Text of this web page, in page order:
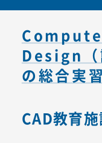
Design（
の総合実
CAD教育